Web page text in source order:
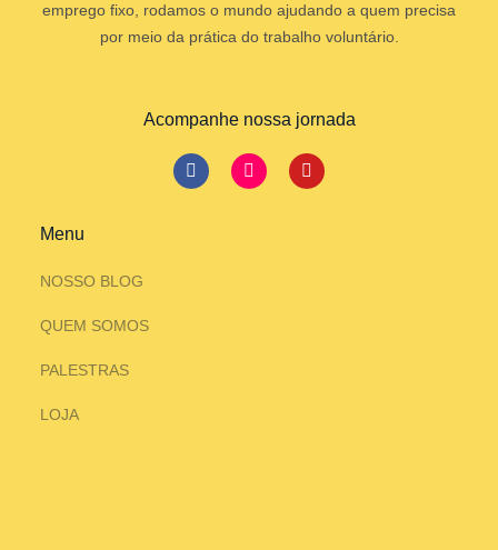
emprego fixo, rodamos o mundo ajudando a quem precisa
por meio da prática do trabalho voluntário.
Acompanhe nossa jornada
Menu
NOSSO BLOG
QUEM SOMOS
PALESTRAS
LOJA